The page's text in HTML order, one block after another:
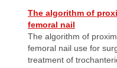
The algorithm of
femoral nail
The algorithm of
femoral nail use for
treatment of